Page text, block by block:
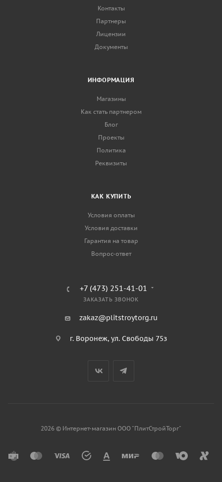
Контакты
Партнеры
Лицензии
Документы
ИНФОРМАЦИЯ
Магазины
Как стать партнером
Блог
Проекты
Политика
Реквизиты
КАК КУПИТЬ
Условия оплаты
Условия доставки
Гарантия на товар
Вопрос-ответ
+7 (473) 251-41-01
ЗАКАЗАТЬ ЗВОНОК
zakaz@plitstroytorg.ru
г. Воронеж, ул. Свободы 75з
2026 © Интернет-магазин ООО "ПлитСтройТорг"